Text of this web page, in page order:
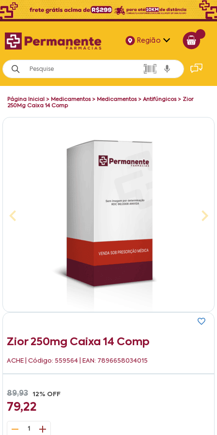
Região
Alagoas
Bahia
Página Inicial > Medicamentos> Medicamentos> Antifúngicos> Zior
250Mg Caixa 14 Comp
Zior 250mg Caixa 14 Comp
ACHE | Código: 559564 | EAN: 7896658034015
89,93 12% OFF
79,22
1